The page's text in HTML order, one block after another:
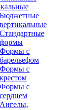
Бюджетные
вертикальные
Стандартные
формы
Формы с
барельефом
Формы с
крестом
Формы с
сердцем
Ангелы,